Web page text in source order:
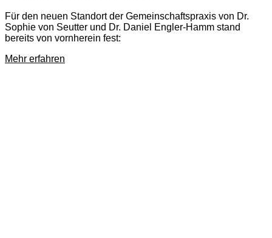
Für den neuen Standort der Gemeinschaftspraxis von Dr.
Sophie von Seutter und Dr. Daniel Engler-Hamm stand
bereits von vornherein fest:
Mehr erfahren